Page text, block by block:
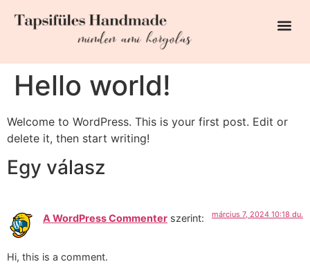
Hello world!
Welcome to WordPress. This is your first post. Edit or
delete it, then start writing!
Egy válasz
A WordPress Commenter szerint: március 7, 2024 10:18 du.
Hi, this is a comment.